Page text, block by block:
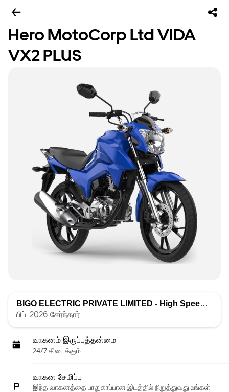
Hero MotoCorp Ltd VIDA
VX2 PLUS
BIGO ELECTRIC PRIVATE LIMITED - High Speed
பிப். 2026 சேர்ந்தார்
வாகனம் இருப்புத்தன்மை
24/7 கிடைக்கும்
வாகன சேமிப்பு
இந்த வாகனத்தை பாதுகாப்பான இடத்தில் நிறுத்துவது உங்கள்